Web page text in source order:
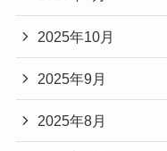
2025年10月
2025年9月
2025年8月